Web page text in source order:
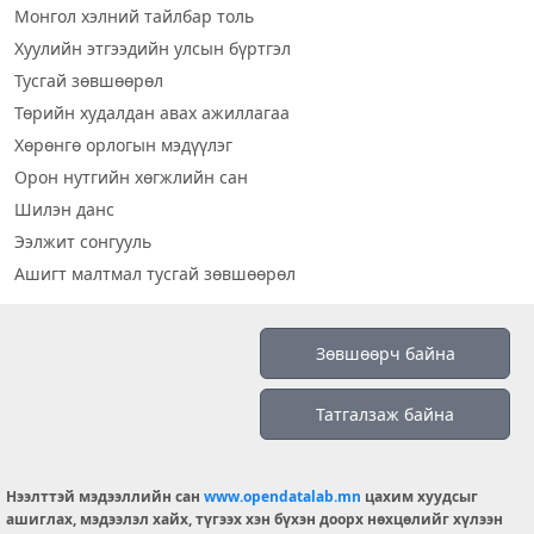
Монгол хэлний тайлбар толь
Хуулийн этгээдийн улсын бүртгэл
Тусгай зөвшөөрөл
Төрийн худалдан авах ажиллагаа
Хөрөнгө орлогын мэдүүлэг
Орон нутгийн хөгжлийн сан
Шилэн данс
Ээлжит сонгууль
Ашигт малтмал тусгай зөвшөөрөл
info@opendatalab.mn
Зөвшөөрч байна
Татгалзаж байна
Нээлттэй мэдээллийн сан www.opendatalab.mn цахим хуудсыг
ашиглах, мэдээлэл хайх, түгээх хэн бүхэн доорх нөхцөлийг хүлээн